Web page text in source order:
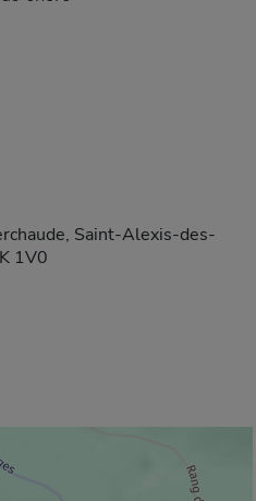
Saint-Alexis-des-
1V0